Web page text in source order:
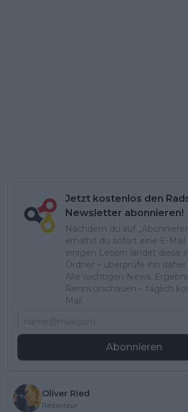
Jetzt kostenlos den
Newsletter abonnieren!
Nachdem du auf
erhältst du sofort eine E-Mail
einigen Lesern landet diese
Ordner – überprüfe ihn
Alle wichtigen News,
Rennvorschauen – täglich
Mail.
Abonnieren
Oliver Ried
Redakteur